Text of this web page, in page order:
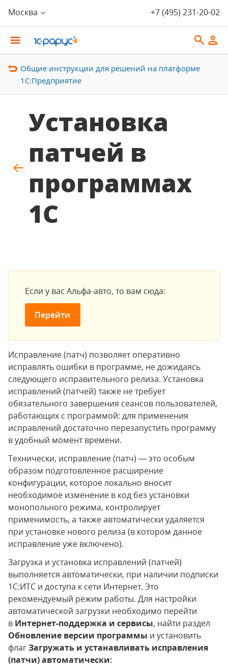
Москва +7 (495) 231-20-02
Общие инструкции для решений на платформе
1С:Предприятие
Установка
патчей в
программах
1С
Если у вас Альфа-авто, то вам сюда:
Перейти
Исправление (патч) позволяет оперативно
исправлять ошибки в программе, не дожидаясь
следующего исправительного релиза. Установка
исправлений (патчей) также не требует
обязательного завершения сеансов пользователей,
работающих с программой: для применения
исправлений достаточно перезапустить программу
в удобный момент времени.
Технически, исправление (патч) — это особым
образом подготовленное расширение
конфигурации, которое локально вносит
необходимое изменение в код без установки
монопольного режима, контролирует
применимость, а также автоматически удаляется
при установке нового релиза (в котором данное
исправление уже включено).
Загрузка и установка исправлений (патчей)
выполняется автоматически, при наличии подписки
1С:ИТС и доступа к сети Интернет. Это
рекомендуемый режим работы. Для настройки
автоматической загрузки необходимо перейти
в Интернет-поддержка и сервисы, найти раздел
Обновление версии программы и установить
флагЗагружать и устанавливать исправления
(патчи) автоматически: